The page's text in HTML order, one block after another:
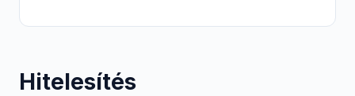
Hitelesítés